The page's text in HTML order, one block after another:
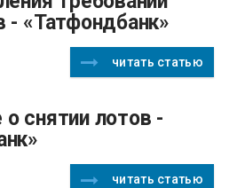
- «Татфондбанк»
читать статью
читать статью